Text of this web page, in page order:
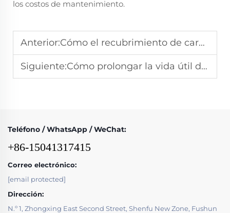
los costos de mantenimiento.
Anterior:Cómo el recubrimiento de carburo de cromo mejora la vida útil del rodillo de molienda
Siguiente:Cómo prolongar la vida útil de las mesas de molienda con la tecnología CCO
Teléfono / WhatsApp / WeChat:
+86-15041317415
Correo electrónico:
[email protected]
Dirección:
N.º 1, Zhongxing East Second Street, Shenfu New Zone, Fushun